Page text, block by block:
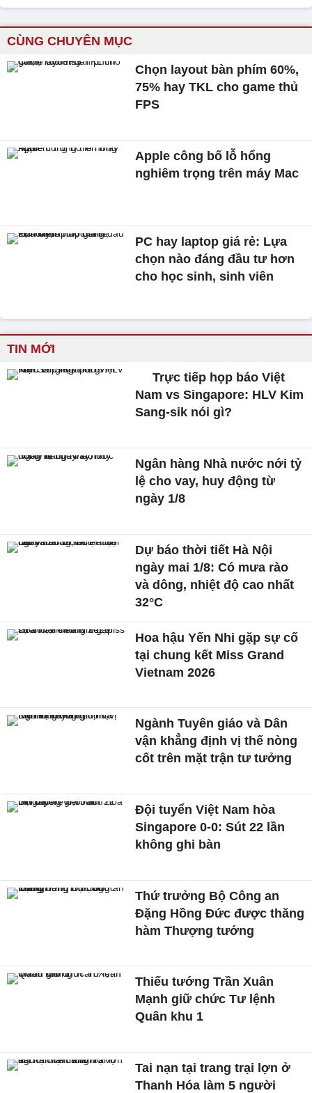
CÙNG CHUYÊN MỤC
Chọn layout bàn phím 60%,
75% hay TKL cho game thủ
FPS
Apple công bố lỗ hổng
nghiêm trọng trên máy Mac
PC hay laptop giá rẻ: Lựa
chọn nào đáng đầu tư hơn
cho học sinh, sinh viên
TIN MỚI
Trực tiếp họp báo Việt
Nam vs Singapore: HLV Kim
Sang-sik nói gì?
Ngân hàng Nhà nước nới tỷ
lệ cho vay, huy động từ
ngày 1/8
Dự báo thời tiết Hà Nội
ngày mai 1/8: Có mưa rào
và dông, nhiệt độ cao nhất
32°C
Hoa hậu Yến Nhi gặp sự cố
tại chung kết Miss Grand
Vietnam 2026
Ngành Tuyên giáo và Dân
vận khẳng định vị thế nòng
cốt trên mặt trận tư tưởng
Đội tuyển Việt Nam hòa
Singapore 0-0: Sút 22 lần
không ghi bàn
Thứ trưởng Bộ Công an
Đặng Hồng Đức được thăng
hàm Thượng tướng
Thiếu tướng Trần Xuân
Mạnh giữ chức Tư lệnh
Quân khu 1
Tai nạn tại trang trại lợn ở
Thanh Hóa làm 5 người